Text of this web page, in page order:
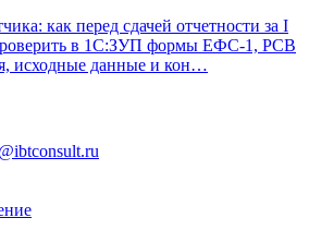
как перед сдачей отчетности за I
в 1С:ЗУП формы ЕФС-1, РСВ
исходные данные и кон…